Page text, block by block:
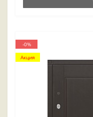
-0%
Акция